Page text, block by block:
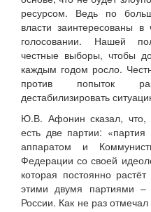
ресурсом. Ведь по
власти заинтересованы
голосовании. Нашей
честные выборы, чтобы
каждым годом росло.
против попыток
дестабилизировать
Ю.В. Афонин сказал, что,
есть две партии:
аппаратом и
Федерации со своей
которая постоянно
этими двумя партиями
России. Как не раз